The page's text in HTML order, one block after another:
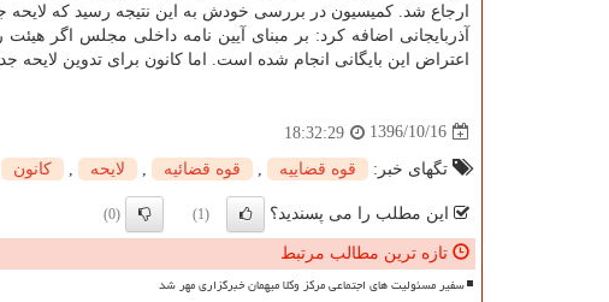
ارجاع شد. كمیسیون در بررسی خودش به این نتیجه رسید كه لایحه
آذربایجانی اضافه كرد: بر مبنای آیین نامه داخلی مجلس اگر
اعتراض این بایگانی انجام شده است. اما كانون برای تدوین
1396/10/16
18:32:29
تگهای خبر: قوه قضاییه قوه قضائیه لایحه كانون
این مطلب را می پسندید؟ (1)
(0)
تازه ترین مطالب مرتبط
سفیر مسئولیت های اجتماعی مرکز وکلا میهمان خبرگزاری مهر شد